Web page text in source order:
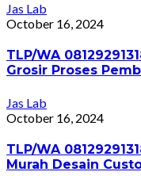
Jas Lab
October 16, 2024
TLP/WA
Grosir Proses
Jas Lab
October 16, 2024
TLP/WA
Murah Desain